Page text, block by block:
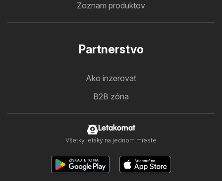
Zoznam produktov
Partnerstvo
Ako inzerovať
B2B zóna
Letakomat
Všetky letáky na jednom mieste